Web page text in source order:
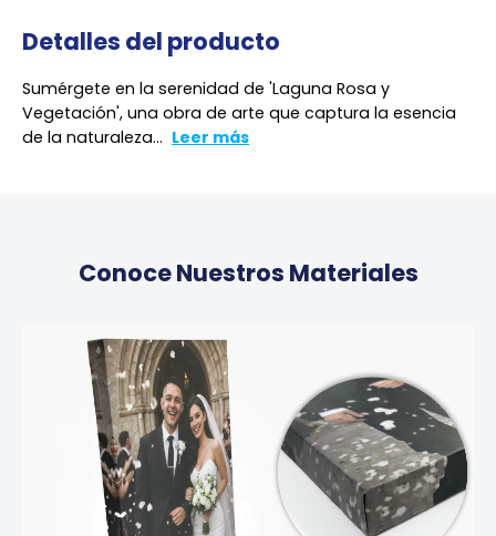
Detalles del producto
Sumérgete en la serenidad de 'Laguna Rosa y
Vegetación', una obra de arte que captura la esencia
de la naturaleza... Leer más
Conoce Nuestros Materiales